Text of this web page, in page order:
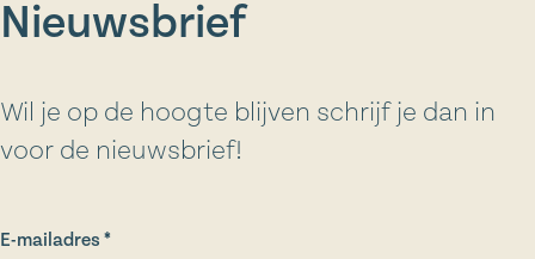
Nieuwsbrief
Wil je op de hoogte blijven schrijf je dan in
voor de nieuwsbrief!
E-mailadres *